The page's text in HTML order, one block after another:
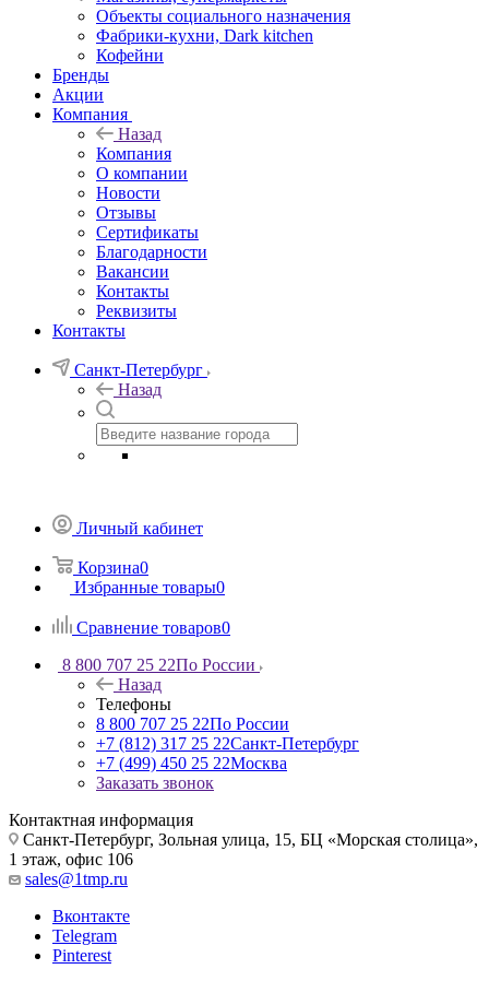
Объекты социального назначения
Фабрики-кухни, Dark kitchen
Кофейни
Бренды
Акции
Компания
Назад
Компания
О компании
Новости
Отзывы
Сертификаты
Благодарности
Вакансии
Контакты
Реквизиты
Контакты
Санкт-Петербург
Назад
Личный кабинет
Корзина0
Избранные товары0
Сравнение товаров0
8 800 707 25 22По России
Назад
Телефоны
8 800 707 25 22По России
+7 (812) 317 25 22Санкт-Петербург
+7 (499) 450 25 22Москва
Заказать звонок
Контактная информация
Санкт-Петербург, Зольная улица, 15, БЦ «Морская столица»,
1 этаж, офис 106
sales@1tmp.ru
Вконтакте
Telegram
Pinterest